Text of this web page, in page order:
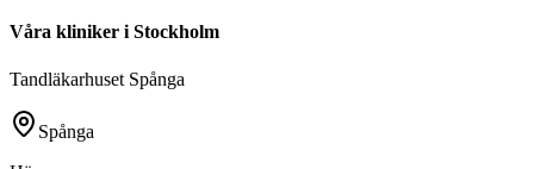
Våra kliniker i Stockholm
Tandläkarhuset Spånga
Spånga